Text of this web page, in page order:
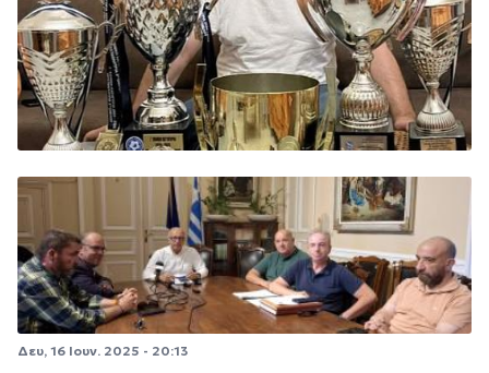
Δευ, 16 Ιουν. 2025 - 20:13